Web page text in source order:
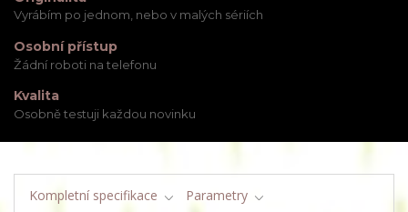
Vyrábím po jednom, nebo v malých sériích
Osobní přístup
Žádní roboti na telefonu
Kvalita
Osobně testuji každou novinku
Kompletní specifikace
Parametry